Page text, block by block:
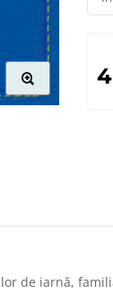
de iarnă,